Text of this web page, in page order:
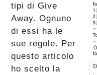
tipi di Give
Away. Ognuno
di essi ha le
sue regole. Per
questo articolo
ho scelto la